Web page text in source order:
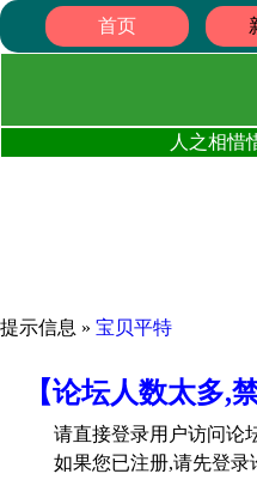
首页
人之相惜
提示信息 » 宝贝平特
【论坛人数太多
请直接登录用户访问论
如果您已注册,请先登录